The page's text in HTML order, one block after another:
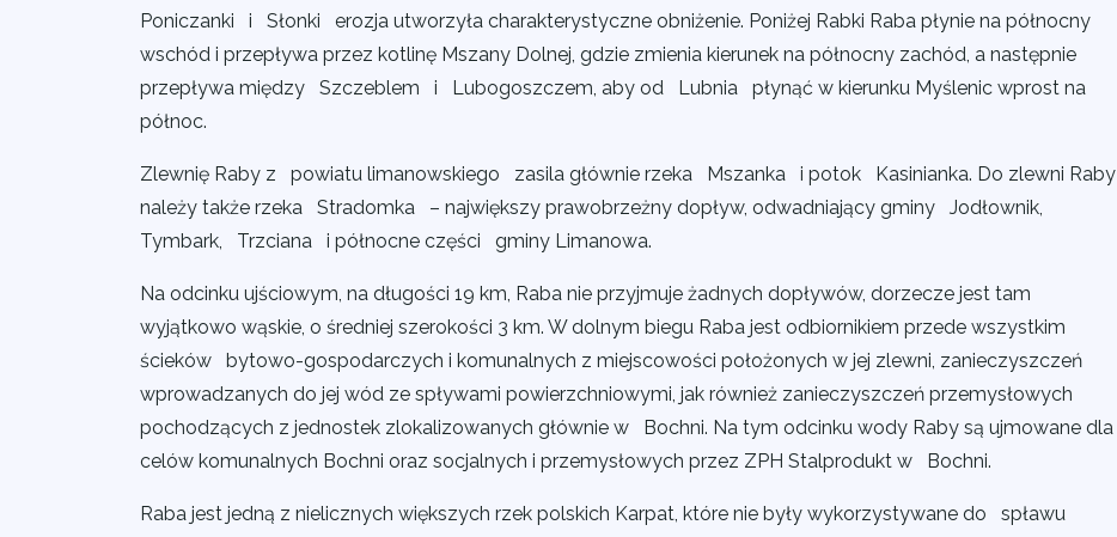
Poniczanki i Słonki erozja utworzyła charakterystyczne obniżenie. Poniżej Rabki Raba płynie na północny
wschód i przepływa przez kotlinę Mszany Dolnej, gdzie zmienia kierunek na północny zachód, a następnie
przepływa między Szczeblem i Lubogoszczem, aby od Lubnia płynąć w kierunku Myślenic wprost na
północ.
Zlewnię Raby z powiatu limanowskiego zasila głównie rzeka Mszanka i potok Kasinianka. Do zlewni Raby
należy także rzeka Stradomka – największy prawobrzeżny dopływ, odwadniający gminy Jodłownik,
Tymbark, Trzciana i północne części gminy Limanowa.
Na odcinku ujściowym, na długości 19 km, Raba nie przyjmuje żadnych dopływów, dorzecze jest tam
wyjątkowo wąskie, o średniej szerokości 3 km. W dolnym biegu Raba jest odbiornikiem przede wszystkim
ścieków bytowo-gospodarczych i komunalnych z miejscowości położonych w jej zlewni, zanieczyszczeń
wprowadzanych do jej wód ze spływami powierzchniowymi, jak również zanieczyszczeń przemysłowych
pochodzących z jednostek zlokalizowanych głównie w Bochni. Na tym odcinku wody Raby są ujmowane dla
celów komunalnych Bochni oraz socjalnych i przemysłowych przez ZPH Stalprodukt w Bochni.
Raba jest jedną z nielicznych większych rzek polskich Karpat, które nie były wykorzystywane do spławu